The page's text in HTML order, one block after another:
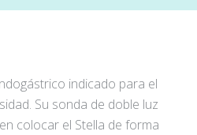
indicado para el
Su sonda de doble luz
colocar el Stella de forma